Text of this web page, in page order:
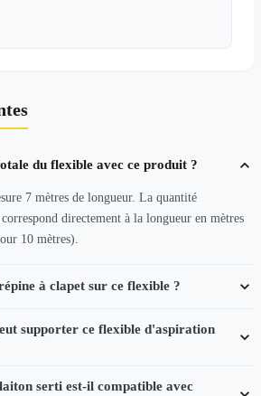
du flexible avec ce produit ?
7 mètres de longueur. La quantité
directement à la longueur en mètres
10 mètres).
à clapet sur ce flexible ?
supporter ce flexible d'aspiration
serti est-il compatible avec